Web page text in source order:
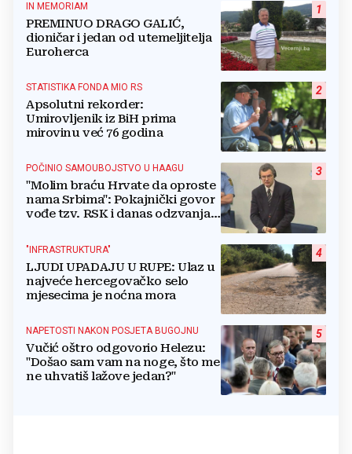
1
IN MEMORIAM
PREMINUO DRAGO GALIĆ,
dioničar i jedan od utemeljitelja
Euroherca
2
STATISTIKA FONDA MIO RS
Apsolutni rekorder:
Umirovljenik iz BiH prima
mirovinu već 76 godina
3
POČINIO SAMOUBOJSTVO U HAAGU
"Molim braću Hrvate da oproste
nama Srbima": Pokajnički govor
vođe tzv. RSK i danas odzvanja
4
"INFRASTRUKTURA"
LJUDI UPADAJU U RUPE: Ulaz u
najveće hercegovačko selo
mjesecima je noćna mora
5
NAPETOSTI NAKON POSJETA BUGOJNU
Vučić oštro odgovorio Helezu:
"Došao sam vam na noge, što me
ne uhvatiš lažove jedan?"